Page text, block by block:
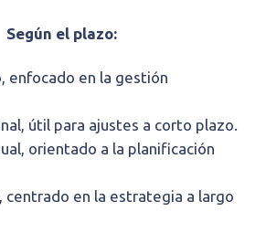
Según el plazo:
enfocado en la gestión
útil para ajustes a corto plazo.
orientado a la planificación
centrado en la estrategia a largo